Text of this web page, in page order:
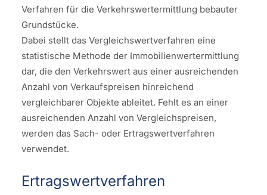
Verfahren für die Verkehrswertermittlung bebauter
Grundstücke.
Dabei stellt das Vergleichswertverfahren eine
statistische Methode der Immobilienwertermittlung
dar, die den Verkehrswert aus einer ausreichenden
Anzahl von Verkaufspreisen hinreichend
vergleichbarer Objekte ableitet. Fehlt es an einer
ausreichenden Anzahl von Vergleichspreisen,
werden das Sach- oder Ertragswertverfahren
verwendet.
Ertragswertverfahren